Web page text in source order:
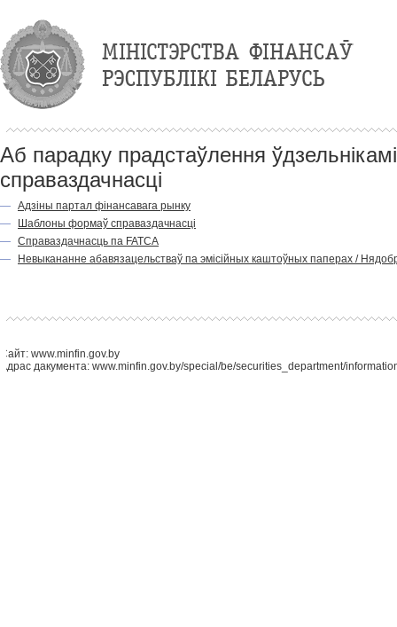
Аб парадку прадстаўлення
справаздачнасці
—Адзiны партал фiнансавага рынку
—Шаблоны формаў справаздачнасцi
—Справаздачнасць па FATCA
—Невыкананне абавязацельстваў па эмісійных каштоўных паперах /
Сайт: www.minfin.gov.by
Адрас дакумента: www.minfin.gov.by/special/be/securities_department/